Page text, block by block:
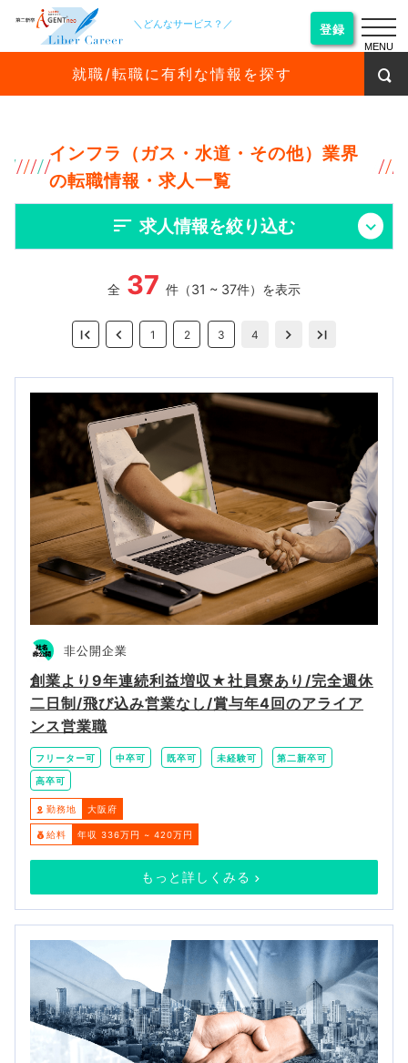
＼どんなサービス？／ 登録
就職/転職に有利な情報を探す
インフラ（ガス・水道・その他）業界
の転職情報・求人一覧
求人情報を絞り込む
全 37 件（31 ~ 37件）を表示
1 2 3 4
非公開企業
創業より9年連続利益増収★社員寮あり/完全週休
二日制/飛び込み営業なし/賞与年4回のアライア
ンス営業職
フリーター可 中卒可 既卒可 未経験可 第二新卒可
高卒可
勤務地 大阪府
給料 年収 336万円 ~ 420万円
もっと詳しくみる
MENU